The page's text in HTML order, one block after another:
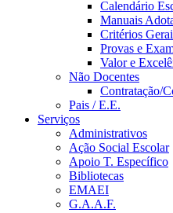
Calendário
Manuais
Critérios
Provas e
Valor e
Não Docentes
Contratação/
Pais / E.E.
Serviços
Administrativos
Ação Social Escolar
Apoio T. Específico
Bibliotecas
EMAEI
G.A.A.F.